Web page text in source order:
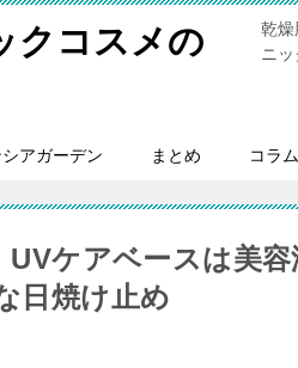
クコスメの
乾燥
ニ
アガーデン まとめ コラム
ケアベースは美容
日焼け止め